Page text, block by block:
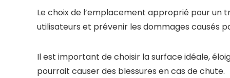
Le choix de l’emplacement approprié pour un
utilisateurs et prévenir les dommages causés
Il est important de choisir la surface idéale,
pourrait causer des blessures en cas de chute.